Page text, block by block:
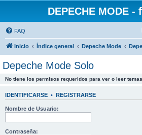
DEPECHE MODE -
FAQ
Inicio Índice general Depeche Mode
Depeche Mode Solo
No tiene los permisos requeridos para ver o leer
IDENTIFICARSE • REGISTRARSE
Nombre de Usuario:
Contraseña: